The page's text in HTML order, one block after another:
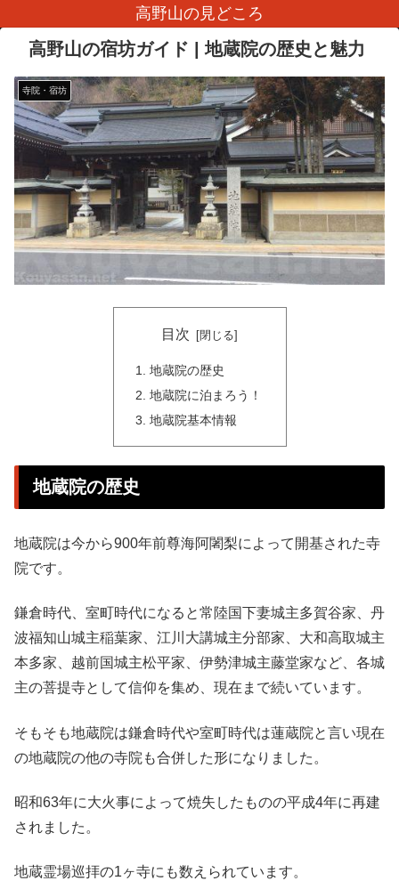
高野山の見どころ
高野山の宿坊ガイド | 地蔵院の歴史と魅力
寺院・宿坊
目次
地蔵院の歴史
地蔵院に泊まろう！
地蔵院基本情報
地蔵院の歴史
地蔵院は今から900年前尊海阿闍梨によって開基された寺
院です。
鎌倉時代、室町時代になると常陸国下妻城主多賀谷家、丹
波福知山城主稲葉家、江川大講城主分部家、大和高取城主
本多家、越前国城主松平家、伊勢津城主藤堂家など、各城
主の菩提寺として信仰を集め、現在まで続いています。
そもそも地蔵院は鎌倉時代や室町時代は蓮蔵院と言い現在
の地蔵院の他の寺院も合併した形になりました。
昭和63年に大火事によって焼失したものの平成4年に再建
されました。
地蔵霊場巡拝の1ヶ寺にも数えられています。